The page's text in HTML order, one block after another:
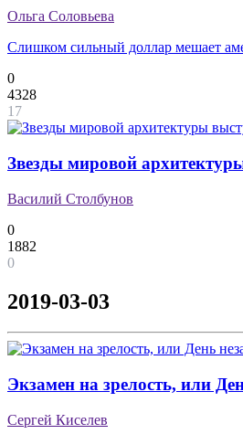
Ольга Соловьева
Слишком сильный доллар мешает
0
4328
17
Звезды мировой
Василий Столбунов
0
1882
0
2019-03-03
Экзамен на зрелость, или
Сергей Киселев